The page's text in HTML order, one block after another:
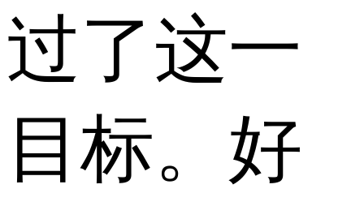
过了这一
目标。好